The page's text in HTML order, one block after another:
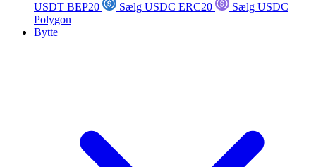
USDT BEP20
Sælg USDC ERC20
Sælg USDC
Polygon
Bytte